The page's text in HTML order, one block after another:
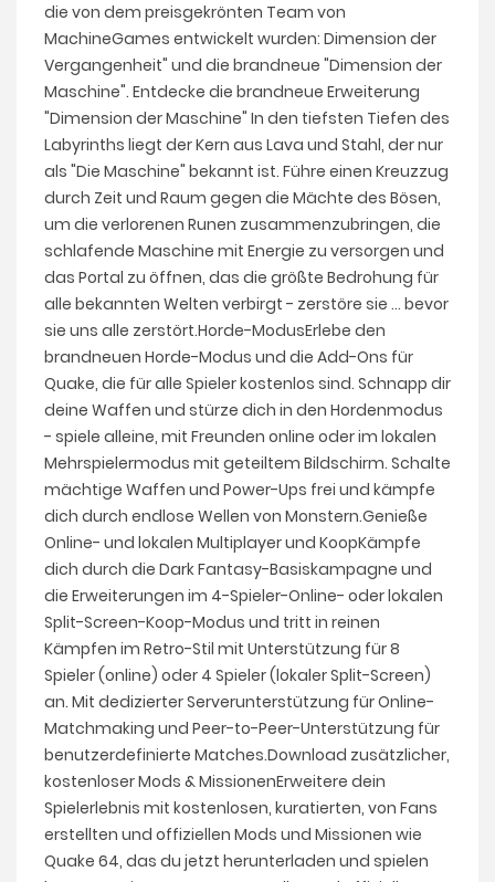
die von dem preisgekrönten Team von
MachineGames entwickelt wurden: Dimension der
Vergangenheit" und die brandneue "Dimension der
Maschine". Entdecke die brandneue Erweiterung
"Dimension der Maschine" In den tiefsten Tiefen des
Labyrinths liegt der Kern aus Lava und Stahl, der nur
als "Die Maschine" bekannt ist. Führe einen Kreuzzug
durch Zeit und Raum gegen die Mächte des Bösen,
um die verlorenen Runen zusammenzubringen, die
schlafende Maschine mit Energie zu versorgen und
das Portal zu öffnen, das die größte Bedrohung für
alle bekannten Welten verbirgt - zerstöre sie ... bevor
sie uns alle zerstört.Horde-ModusErlebe den
brandneuen Horde-Modus und die Add-Ons für
Quake, die für alle Spieler kostenlos sind. Schnapp dir
deine Waffen und stürze dich in den Hordenmodus
- spiele alleine, mit Freunden online oder im lokalen
Mehrspielermodus mit geteiltem Bildschirm. Schalte
mächtige Waffen und Power-Ups frei und kämpfe
dich durch endlose Wellen von Monstern.Genieße
Online- und lokalen Multiplayer und KoopKämpfe
dich durch die Dark Fantasy-Basiskampagne und
die Erweiterungen im 4-Spieler-Online- oder lokalen
Split-Screen-Koop-Modus und tritt in reinen
Kämpfen im Retro-Stil mit Unterstützung für 8
Spieler (online) oder 4 Spieler (lokaler Split-Screen)
an. Mit dedizierter Serverunterstützung für Online-
Matchmaking und Peer-to-Peer-Unterstützung für
benutzerdefinierte Matches.Download zusätzlicher,
kostenloser Mods & MissionenErweitere dein
Spielerlebnis mit kostenlosen, kuratierten, von Fans
erstellten und offiziellen Mods und Missionen wie
Quake 64, das du jetzt herunterladen und spielen